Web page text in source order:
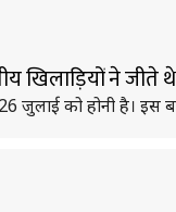
खिलाड़ियों ने जीते
को होनी है। इस